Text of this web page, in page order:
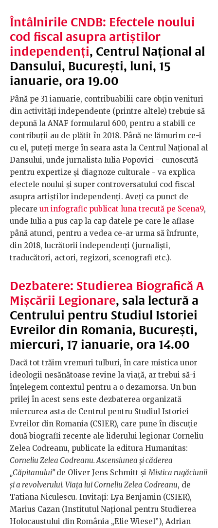
Întâlnirile CNDB: Efectele noului
cod fiscal asupra artiștilor
independenți, Centrul Național al
Dansului, București, luni, 15
ianuarie, ora 19.00
Până pe 31 ianuarie, contribuabilii care obțin venituri
din activități independente (printre altele) trebuie să
depună la ANAF formularul 600, pentru a stabili ce
contribuții au de plătit în 2018. Până ne lămurim ce-i
cu el, puteți merge în seara asta la Centrul Național al
Dansului, unde jurnalista Iulia Popovici - cunoscută
pentru expertize și diagnoze culturale - va explica
efectele noului și super controversatului cod fiscal
asupra artiștilor independenți. Aveți ca punct de
plecare un infografic publicat luna trecută pe Scena9,
unde Iulia a pus cap la cap datele pe care le aflase
până atunci, pentru a vedea ce-ar urma să înfrunte,
din 2018, lucrătorii independenți (jurnaliști,
traducători, actori, regizori, scenografi etc.).
Dezbatere: Studierea Biografică A
Mișcării Legionare, sala lectură a
Centrului pentru Studiul Istoriei
Evreilor din Romania, București,
miercuri, 17 ianuarie, ora 14.00
Dacă tot trăim vremuri tulburi, în care mistica unor
ideologii nesănătoase revine la viață, ar trebui să-i
înțelegem contextul pentru a o dezamorsa. Un bun
prilej în acest sens este dezbaterea organizată
miercurea asta de Centrul pentru Studiul Istoriei
Evreilor din Romania (CSIER), care pune în discuție
două biografii recente ale liderului legionar Corneliu
Zelea Codreanu, publicate la editura Humanitas:
Corneliu Zelea Codreanu. Ascensiunea și căderea
„Căpitanului”de Oliver Jens Schmitt șiMistica rugăciunii
și a revolverului. Viața lui Corneliu Zelea Codreanu, de
Tatiana Niculescu. Invitați: Lya Benjamin (CSIER),
Marius Cazan (Institutul Național pentru Studierea
Holocaustului din România „Elie Wiesel”), Adrian